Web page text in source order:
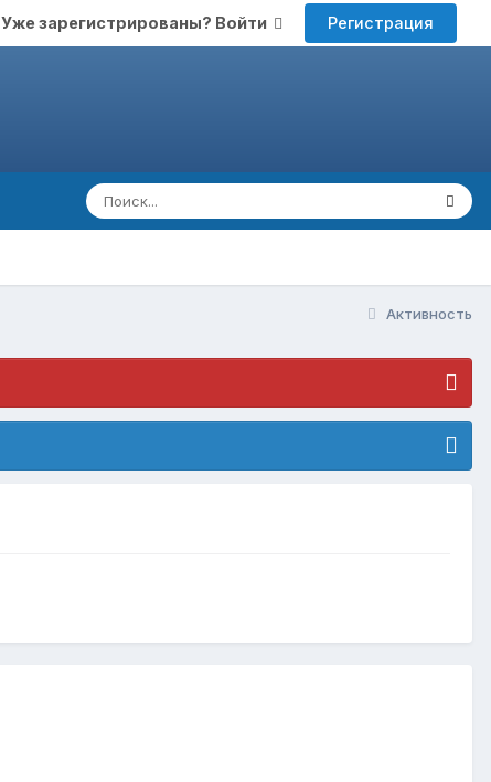
Уже зарегистрированы? Войти Регистрация
Активность